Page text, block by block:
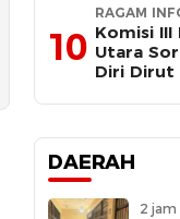
Masmirah
10
RAGAM
Komisi III
Utara
Diri Dirut
DAERAH
2 jam